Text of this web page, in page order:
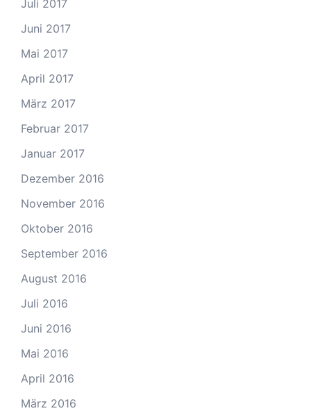
Juli 2017
Juni 2017
Mai 2017
April 2017
März 2017
Februar 2017
Januar 2017
Dezember 2016
November 2016
Oktober 2016
September 2016
August 2016
Juli 2016
Juni 2016
Mai 2016
April 2016
März 2016